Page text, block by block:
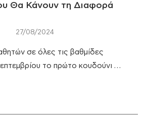
Θα Κάνουν τη Διαφορά
27/08/2024
σε όλες τις βαθμίδες
το πρώτο κουδούνι …